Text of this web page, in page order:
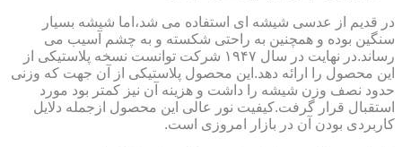
در قدیم از عدسی شیشه ای استفاده می شد،اما شیشه بسیار
سنگین بوده و همچنین به راحتی شکسته و به چشم آسیب می
رساند.در نهایت در سال ۱۹۴۷ شرکت توانست نسخه پلاستیکی از
این محصول را ارائه دهد.این محصول پلاستیکی از آن جهت که وزنی
حدود نصف وزن شیشه را داشت و هزینه آن نیز کمتر بود مورد
استقبال قرار گرفت.کیفیت نور عالی این محصول ازجمله دلایل
کاربردی بودن آن در بازار امروزی است.